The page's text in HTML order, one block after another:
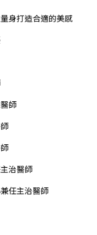
身打造合適的美感
師
治醫師
任主治醫師